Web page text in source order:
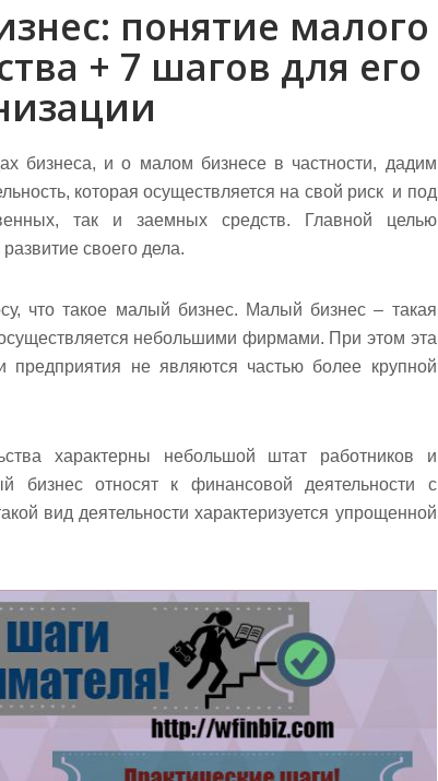
понятие малого
+ 7 шагов для его
бизнеса, и о малом бизнесе в частности, дадим
которая осуществляется на свой риск и под
так и заемных средств. Главной целью
своего дела.
что такое малый бизнес. Малый бизнес – такая
небольшими фирмами. При этом эта
предприятия не являются частью более крупной
характерны небольшой штат работников и
бизнес относят к финансовой деятельности с
вид деятельности характеризуется упрощенной